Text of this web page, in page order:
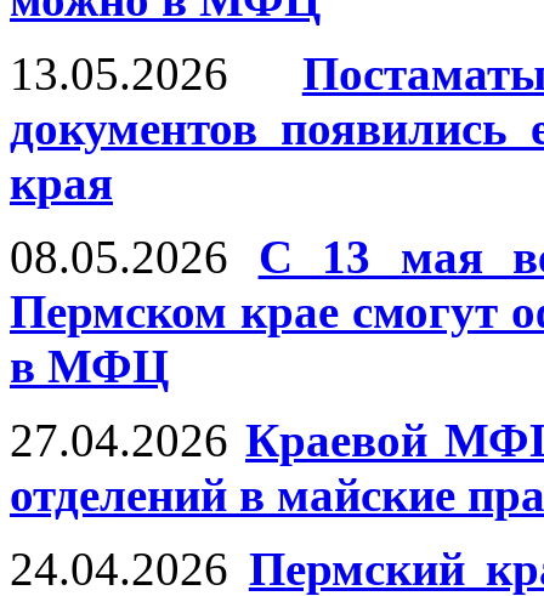
13.05.2026
документов
края
08.05.2026
С 13 мая
Пермском крае смогут
в МФЦ
27.04.2026 Краевой
отделений в майские
24.04.2026 Пермский